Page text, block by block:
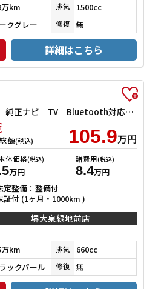
万km 排気 1500cc
クグレー 修復 無
詳細はこちら
X Vセレクション 衝突軽減B 純正ナビ TV Bluetooth対応 アラウンドビューモニター 両側自動ドア 革巻きステアリング HIDヘッドライト フォグライト スマートキー プッシュスタート アイドリングストップ
額(税込) 105.9万円
体価格(税込)
万円
諸費用(税込)
8.4万円
定整備：整備付
証付 (1ヶ月・1000km )
堺大泉緑地前店
万km 排気 660cc
ックパール 修復 無